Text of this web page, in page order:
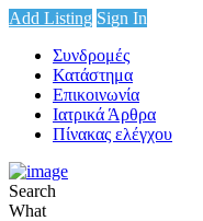
Add Listing Sign In
Συνδρομές
Κατάστημα
Επικοινωνία
Ιατρικά Άρθρα
Πίνακας ελέγχου
Search
What